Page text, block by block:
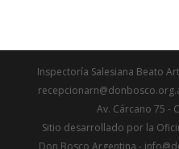
Inspectoría Salesiana Beato
Av. Cárcano 75 -
Sitio desarrollado por la
Don Bosco Argentina -